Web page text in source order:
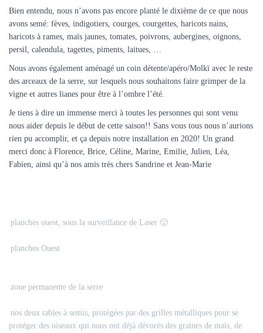
Bien entendu, nous n’avons pas encore planté le dixième de ce que nous
avons semé: fèves, indigotiers, courges, courgettes, haricots nains,
haricots à rames, maïs jaunes, tomates, poivrons, aubergines, oignons,
persil, calendula, tagettes, piments, laitues, …
Nous avons également aménagé un coin détente/apéro/Molkï avec le reste
des arceaux de la serre, sur lesquels nous souhaitons faire grimper de la
vigne et autres lianes pour être à l’ombre l’été.
Je tiens à dire un immense merci à toutes les personnes qui sont venu
nous aider depuis le début de cette saison!! Sans vous tous nous n’aurions
rien pu accomplir, et ça depuis notre installation en 2020! Un grand
merci donc à Florence, Brice, Céline, Marine, Emilie, Julien, Léa,
Fabien, ainsi qu’à nos amis très chers Sandrine et Jean-Marie
planches ouest, sous la surveillance de Laser 🙂
planches Ouest
zone permanente de la serre
nos deux tables à semis, protégées par des grilles métalliques pour se
protéger des oiseaux qui nous ont déjà dévorés des graines de maïs, de